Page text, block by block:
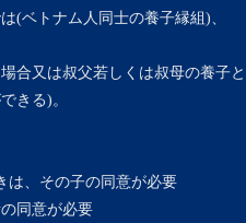
(ベトナム人同士の養子縁組)、
合又は叔父若しくは叔母の養子
きる)。
は、その子の同意が必要
同意が必要